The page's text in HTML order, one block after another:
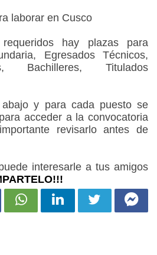
laborar en Cusco
hay plazas para
Egresados Técnicos,
Bachilleres, Titulados
abajo y para cada puesto se
acceder a la convocatoria
revisarlo antes de
interesarle a tus amigos